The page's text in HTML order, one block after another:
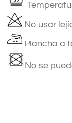
No usar
Plancha a
No se